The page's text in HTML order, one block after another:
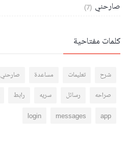
صارحني (7)
كلمات مفتاحية
شرح تعليمات مساعدة صارحني
صراحه رسائل سريه رابط
app
messages
login